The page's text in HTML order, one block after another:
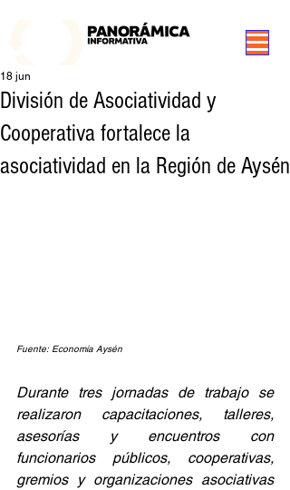
División de Asociatividad y
Cooperativa fortalece la
asociatividad en la Región de Aysén
18 jun
Fuente: Economía Aysén
Durante tres jornadas de trabajo se
realizaron capacitaciones, talleres,
asesorías y encuentros con
funcionarios públicos, cooperativas,
gremios y organizaciones asociativas